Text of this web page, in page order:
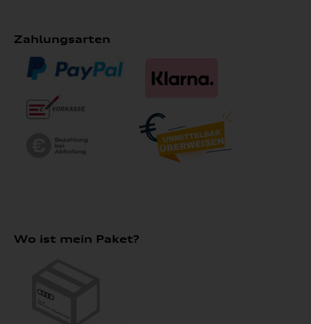
Zahlungsarten
Wo ist mein Paket?